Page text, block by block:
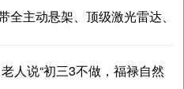
主动悬架、顶级激光雷达、
人说“初三3不做，福禄自然